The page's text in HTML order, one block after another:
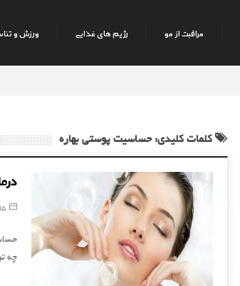
مراقبت از مو رژیم های غذایی ورزش و
کلمات کلیدی: حساسیت پوستی بهاره
15 مه, 2016
چه